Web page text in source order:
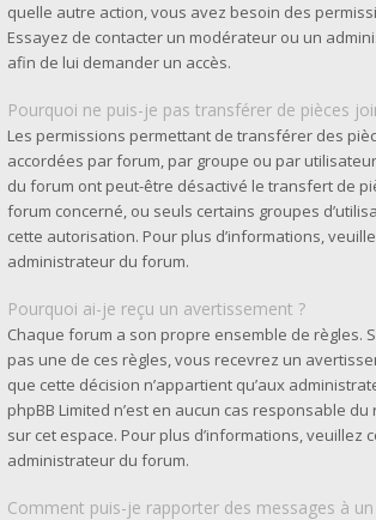
quelle autre action, vous avez besoin des
Essayez de contacter un modérateur ou un
afin de lui demander un accès.
Pourquoi ne puis-je pas transférer de pièces
Les permissions permettant de transférer des
accordées par forum, par groupe ou par
du forum ont peut-être désactivé le transfert de
forum concerné, ou seuls certains groupes
cette autorisation. Pour plus d’informations,
administrateur du forum.
Pourquoi ai-je reçu un avertissement ?
Chaque forum a son propre ensemble de règles.
pas une de ces règles, vous recevrez un
que cette décision n’appartient qu’aux
phpBB Limited n’est en aucun cas responsable
sur cet espace. Pour plus d’informations, veuillez
administrateur du forum.
Comment puis-je rapporter des messages à